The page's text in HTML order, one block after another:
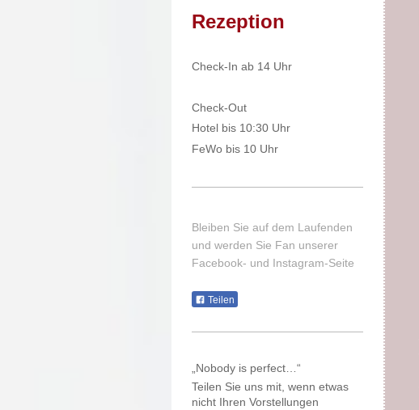
Rezeption
Check-In ab 14 Uhr
Check-Out
Hotel bis 10:30 Uhr
FeWo bis 10 Uhr
Bleiben Sie auf dem Laufenden
und werden Sie Fan unserer
Facebook- und Instagram-Seite
Teilen
„Nobody is perfect…“
Teilen Sie uns mit, wenn etwas
nicht Ihren Vorstellungen